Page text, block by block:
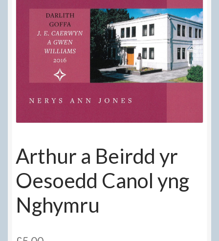
Help
Talu
Telerau Gwerthu A Chyflenwi
Tystysgrifau
Arthur a Beirdd yr
Oesoedd Canol yng
Nghymru